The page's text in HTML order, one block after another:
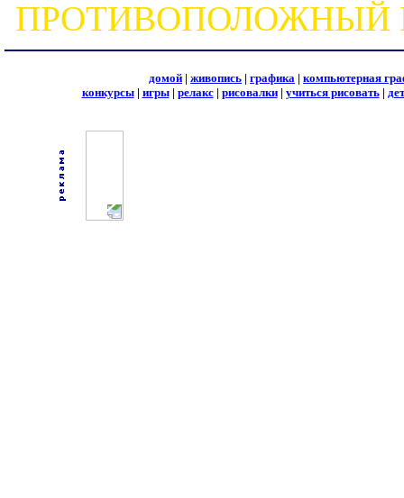
ПРОТИВОПОЛОЖНЫЙ
домой | живопись | графика | компьютерная
конкурсы| игры| релакс| рисовалки| учиться рисовать|